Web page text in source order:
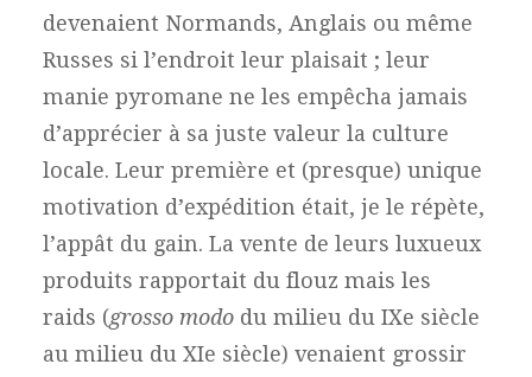
devenaient Normands, Anglais ou même
Russes si l’endroit leur plaisait ; leur
manie pyromane ne les empêcha jamais
d’apprécier à sa juste valeur la culture
locale. Leur première et (presque) unique
motivation d’expédition était, je le répète,
l’appât du gain. La vente de leurs luxueux
produits rapportait du flouz mais les
raids (grosso modo du milieu du IXe siècle
au milieu du XIe siècle) venaient grossir